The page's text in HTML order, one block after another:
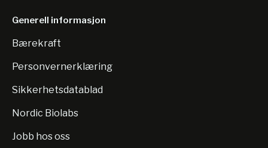
Generell informasjon
Bærekraft
Personvernerklæring
Sikkerhetsdatablad
Nordic Biolabs
Jobb hos oss